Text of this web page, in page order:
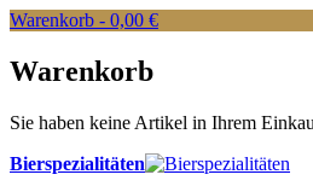
Warenkorb - 0,00 €
Warenkorb
Sie haben keine Artikel in Ihrem
Bierspezialitäten